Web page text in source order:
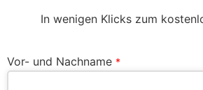
In wenigen Klicks zum
Vor- und Nachname *